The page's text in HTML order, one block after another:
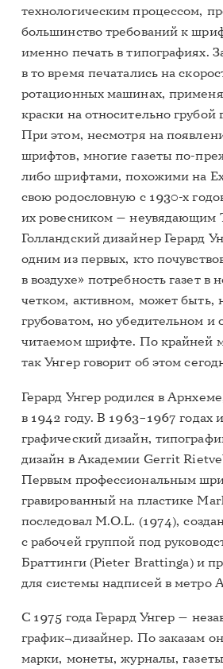
технологическим процессом,
большинство требований к
именно печать в типографиях.
в то время печатались на
ротационных машинах,
краски на относительно грубой
При этом, несмотря на
шрифтов, многие газеты по-
либо шрифтами, похожими на
свою родословную с 1930-х
их ровесником — неувядающим
Голландский дизайнер Герард
одним из первых, кто
в воздухе» потребность газет в
четком, активном, может быть,
грубоватом, но убедительном и
читаемом шрифте. По крайней
так Унгер говорит об этом
Герард Унгер родился в
в 1942 году. В 1963–1967 годах
графический дизайн,
дизайн в Академии Gerrit
Первым профессиональным
гравированный на пластике
последовал M.O.L. (1974),
с рабочей группой под
Браттинги (Pieter Brattinga) и
для системы надписей в метро
С 1975 года Герард Унгер —
график¬дизайнер. По заказам
марки, монеты, журналы,